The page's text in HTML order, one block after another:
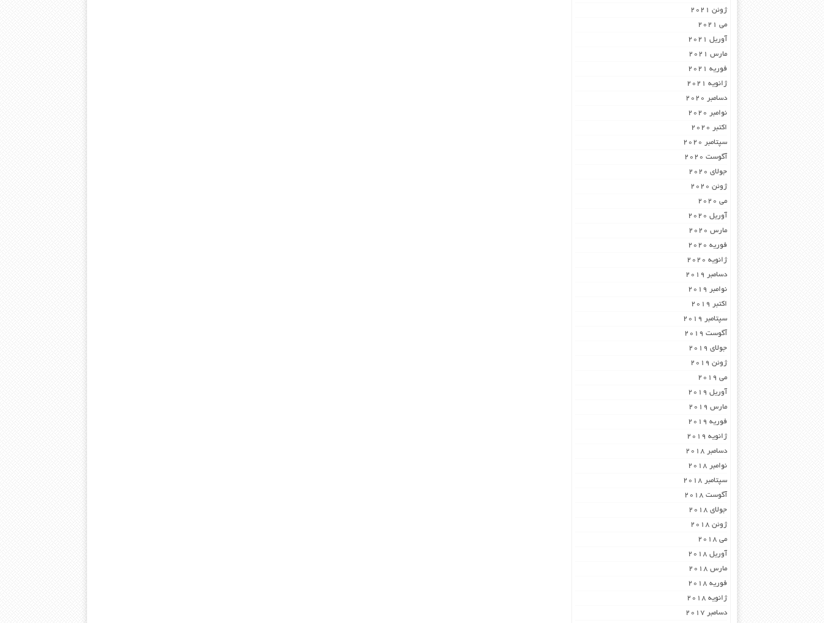
ژوئن 2021
می 2021
آوریل 2021
مارس 2021
فوریه 2021
ژانویه 2021
دسامبر 2020
نوامبر 2020
اکتبر 2020
سپتامبر 2020
آگوست 2020
جولای 2020
ژوئن 2020
می 2020
آوریل 2020
مارس 2020
فوریه 2020
ژانویه 2020
دسامبر 2019
نوامبر 2019
اکتبر 2019
سپتامبر 2019
آگوست 2019
جولای 2019
ژوئن 2019
می 2019
آوریل 2019
مارس 2019
فوریه 2019
ژانویه 2019
دسامبر 2018
نوامبر 2018
سپتامبر 2018
آگوست 2018
جولای 2018
ژوئن 2018
می 2018
آوریل 2018
مارس 2018
فوریه 2018
ژانویه 2018
دسامبر 2017